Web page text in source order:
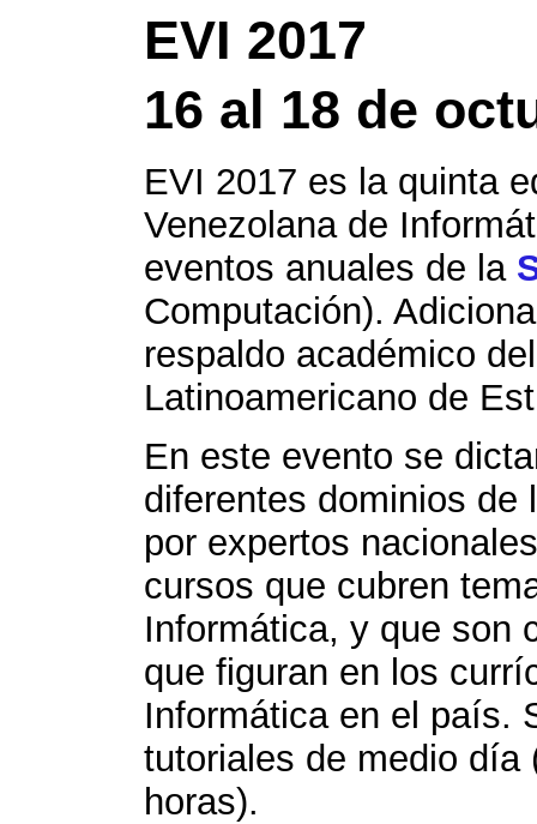
EVI 2017
16 al 18 de
EVI 2017 es la quinta
Venezolana de
eventos anuales de la
Computación).
respaldo académico
Latinoamericano de
En este evento se
diferentes dominios de
por expertos
cursos que cubren
Informática, y que son
que figuran en los
Informática en el país.
tutoriales de medio día
horas).